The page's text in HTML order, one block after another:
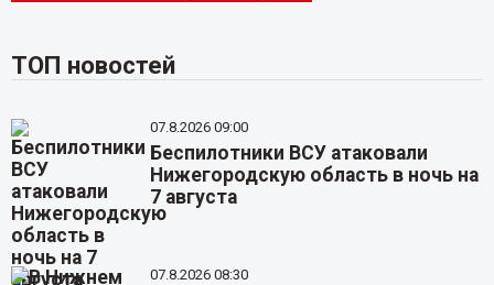
ТОП новостей
07.8.2026 09:00
Беспилотники ВСУ атаковали
Нижегородскую область в ночь на
7 августа
07.8.2026 08:30